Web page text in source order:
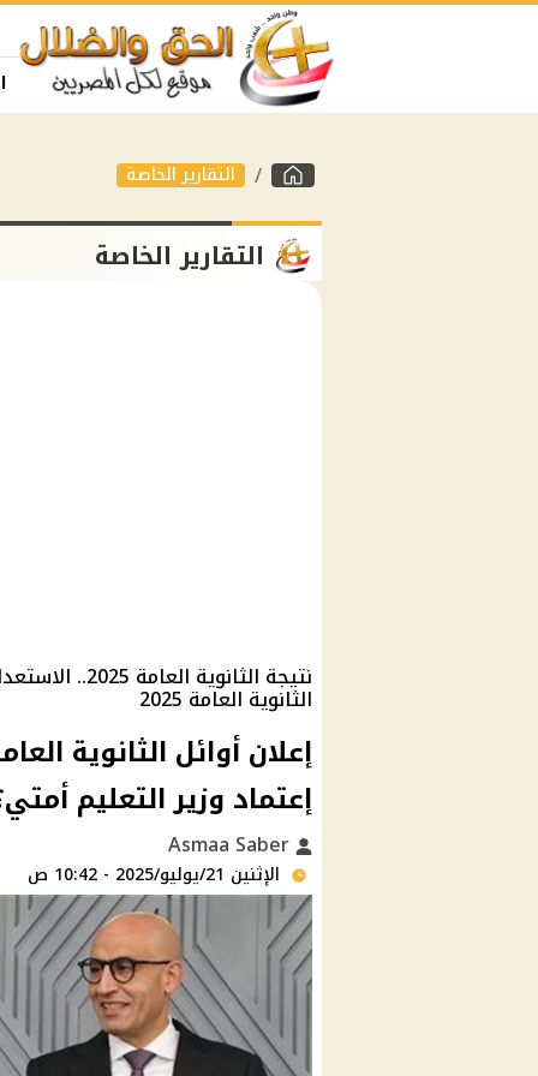
التقارير الخاصة
التقارير الخاصة
نتيجة
الثانوية العامة 2025
إعتماد وزير التعليم
الإثنين 21/يوليو/2025 - 10:42 ص